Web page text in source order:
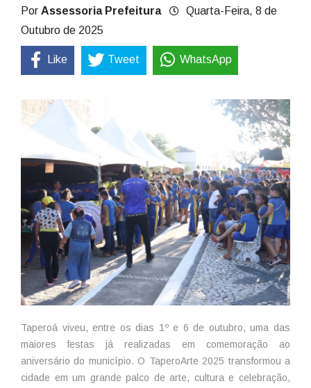
Por Assessoria Prefeitura
Quarta-Feira, 8 de
Outubro de 2025
Like Tweet WhatsApp
Taperoá viveu, entre os dias 1º e 6 de outubro, uma das
maiores festas já realizadas em comemoração ao
aniversário do município. O TaperoArte 2025 transformou a
cidade em um grande palco de arte, cultura e celebração,